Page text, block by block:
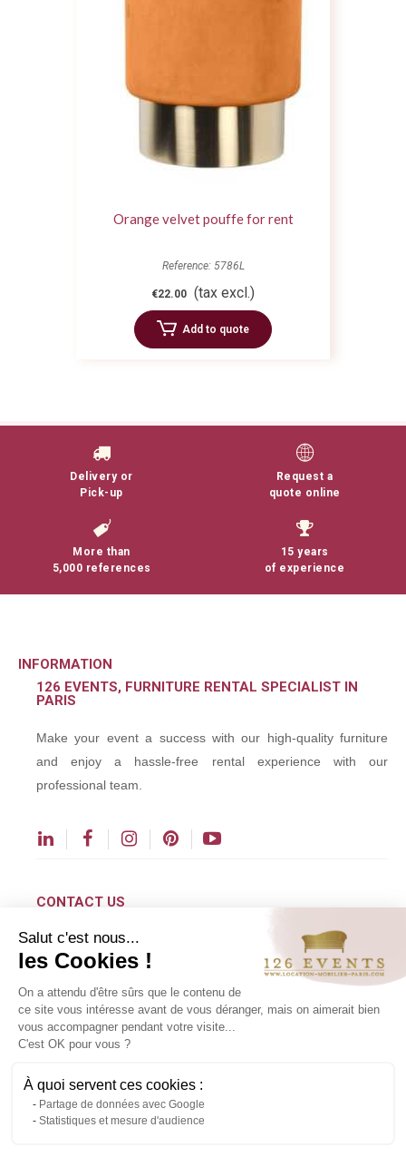
Orange velvet pouffe for rent
Reference: 5786L
€22.00 (tax excl.)
Add to quote
Delivery or
Pick-up
Request a
quote online
More than
5,000 references
15 years
of experience
INFORMATION
126 EVENTS, FURNITURE RENTAL SPECIALIST IN
PARIS
Make your event a success with our high-quality furniture
and enjoy a hassle-free rental experience with our
professional team.
CONTACT US
contact@126events.com
00 331 484 300 00
00 33 148 430 190
126 avenue du Général Leclerc
93500 Pantin
Copyright ©2024 All rights reserved.
Salut c'est nous...
les Cookies !
On a attendu d'être sûrs que le contenu de
ce site vous intéresse avant de vous déranger, mais on aimerait bien
vous accompagner pendant votre visite...
C'est OK pour vous ?
À quoi servent ces cookies :
Partage de données avec Google
Statistiques et mesure d'audience